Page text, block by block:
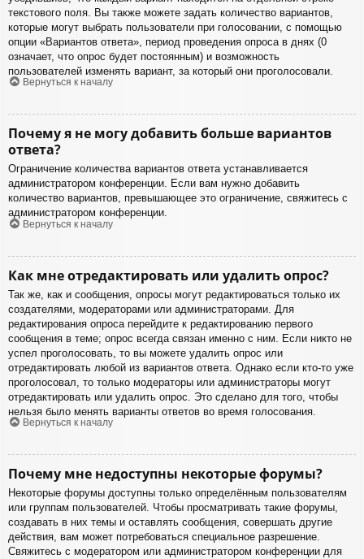
текстового поля. Вы также можете задать количество вариантов,
которые могут выбрать пользователи при голосовании, с помощью
опции «Вариантов ответа», период проведения опроса в днях (0
означает, что опрос будет постоянным) и возможность
пользователей изменять вариант, за который они проголосовали.
Вернуться к началу
Почему я не могу добавить больше вариантов
ответа?
Ограничение количества вариантов ответа устанавливается
администратором конференции. Если вам нужно добавить
количество вариантов, превышающее это ограничение, свяжитесь с
администратором конференции.
Вернуться к началу
Как мне отредактировать или удалить опрос?
Так же, как и сообщения, опросы могут редактироваться только их
создателями, модераторами или администраторами. Для
редактирования опроса перейдите к редактированию первого
сообщения в теме; опрос всегда связан именно с ним. Если никто не
успел проголосовать, то вы можете удалить опрос или
отредактировать любой из вариантов ответа. Однако если кто-то уже
проголосовал, то только модераторы или администраторы могут
отредактировать или удалить опрос. Это сделано для того, чтобы
нельзя было менять варианты ответов во время голосования.
Вернуться к началу
Почему мне недоступны некоторые форумы?
Некоторые форумы доступны только определённым пользователям
или группам пользователей. Чтобы просматривать такие форумы,
создавать в них темы и оставлять сообщения, совершать другие
действия, вам может потребоваться специальное разрешение.
Свяжитесь с модератором или администратором конференции для